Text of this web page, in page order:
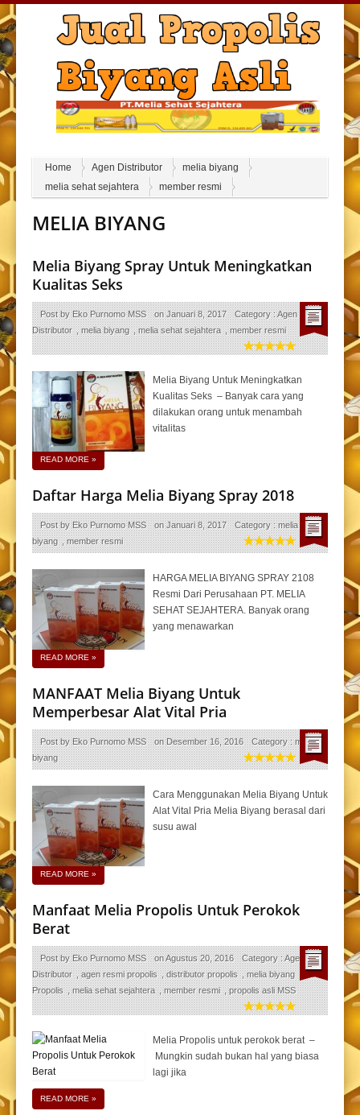
Home Agen Distributor
melia biyang
melia sehat sejahtera
member resmi
MELIA BIYANG
Melia Biyang Spray Untuk Meningkatkan
Kualitas Seks
Post byEko Purnomo MSS onJanuari 8, 2017 Category :Agen
Distributor ,melia biyang ,melia sehat sejahtera ,member resmi
Melia Biyang Untuk Meningkatkan
Kualitas Seks – Banyak cara yang
dilakukan orang untuk menambah
vitalitas
READ MORE »
Daftar Harga Melia Biyang Spray 2018
Post byEko Purnomo MSS onJanuari 8, 2017 Category :melia
biyang ,member resmi
HARGA MELIA BIYANG SPRAY 2108
Resmi Dari Perusahaan PT. MELIA
SEHAT SEJAHTERA. Banyak orang
yang menawarkan
READ MORE »
MANFAAT Melia Biyang Untuk
Memperbesar Alat Vital Pria
Post byEko Purnomo MSS onDesember 16, 2016 Category :melia
biyang
Cara Menggunakan Melia Biyang Untuk
Alat Vital Pria Melia Biyang berasal dari
susu awal
READ MORE »
Manfaat Melia Propolis Untuk Perokok
Berat
Post byEko Purnomo MSS onAgustus 20, 2016 Category :Agen
Distributor ,agen resmi propolis ,distributor propolis ,melia biyang ,
Melia
Propolis ,melia sehat sejahtera ,member resmi ,propolis asli MSS
Melia Propolis untuk perokok berat –
Mungkin sudah bukan hal yang biasa
lagi jika
READ MORE »